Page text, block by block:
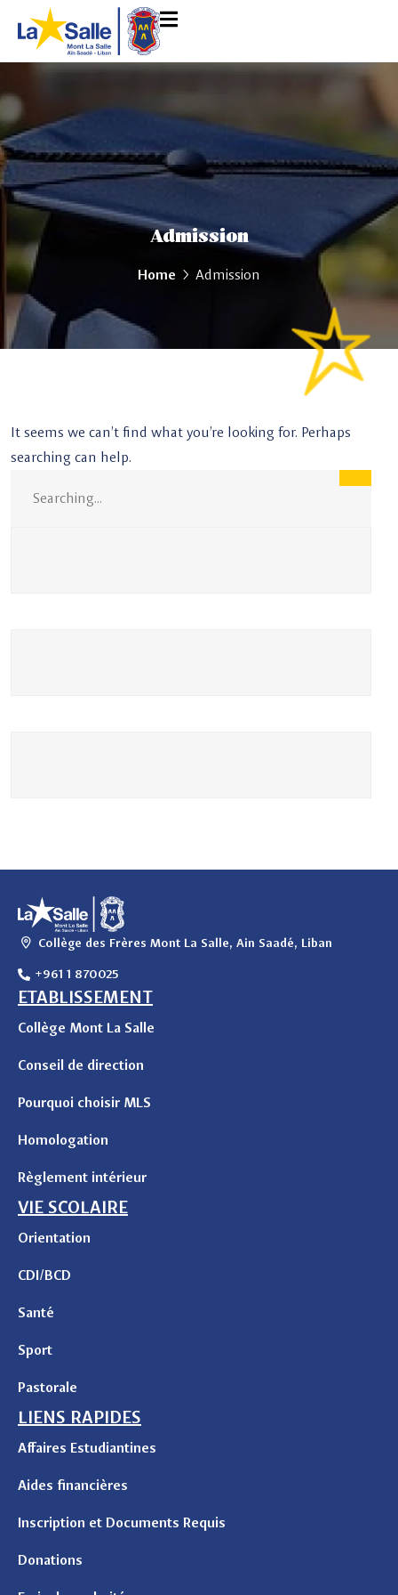
Admission
Home Admission
It seems we can’t find what you’re looking for. Perhaps
searching can help.
Collège des Frères Mont La Salle, Ain Saadé, Liban
+961 1 870025
ETABLISSEMENT
Collège Mont La Salle
Conseil de direction
Pourquoi choisir MLS
Homologation
Règlement intérieur
VIE SCOLAIRE
Orientation
CDI/BCD
Santé
Sport
Pastorale
LIENS RAPIDES
Affaires Estudiantines
Aides financières
Inscription et Documents Requis
Donations